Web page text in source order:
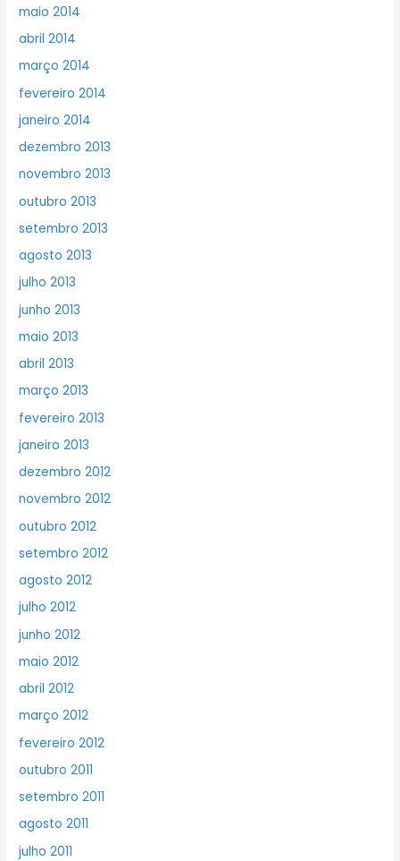
maio 2014
abril 2014
março 2014
fevereiro 2014
janeiro 2014
dezembro 2013
novembro 2013
outubro 2013
setembro 2013
agosto 2013
julho 2013
junho 2013
maio 2013
abril 2013
março 2013
fevereiro 2013
janeiro 2013
dezembro 2012
novembro 2012
outubro 2012
setembro 2012
agosto 2012
julho 2012
junho 2012
maio 2012
abril 2012
março 2012
fevereiro 2012
outubro 2011
setembro 2011
agosto 2011
julho 2011